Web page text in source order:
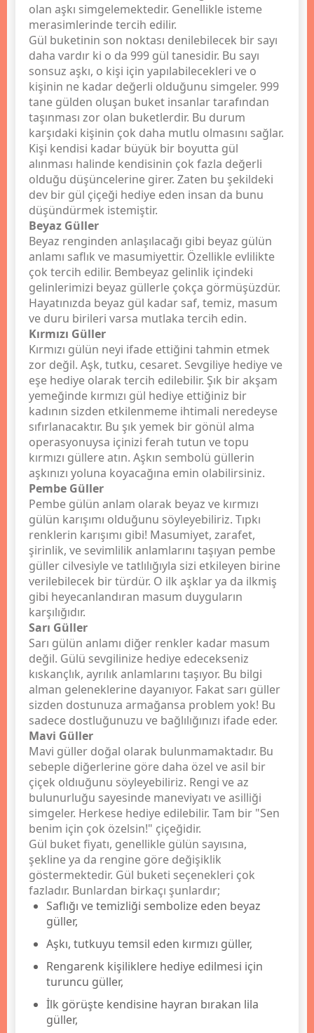
olan aşkı simgelemektedir. Genellikle isteme
merasimlerinde tercih edilir.
Gül buketinin son noktası denilebilecek bir sayı
daha vardır ki o da 999 gül tanesidir. Bu sayı
sonsuz aşkı, o kişi için yapılabilecekleri ve o
kişinin ne kadar değerli olduğunu simgeler. 999
tane gülden oluşan buket insanlar tarafından
taşınması zor olan buketlerdir. Bu durum
karşıdaki kişinin çok daha mutlu olmasını sağlar.
Kişi kendisi kadar büyük bir boyutta gül
alınması halinde kendisinin çok fazla değerli
olduğu düşüncelerine girer. Zaten bu şekildeki
dev bir gül çiçeği hediye eden insan da bunu
düşündürmek istemiştir.
Beyaz Güller
Beyaz renginden anlaşılacağı gibi beyaz gülün
anlamı saflık ve masumiyettir. Özellikle evlilikte
çok tercih edilir. Bembeyaz gelinlik içindeki
gelinlerimizi beyaz güllerle çokça görmüşüzdür.
Hayatınızda beyaz gül kadar saf, temiz, masum
ve duru birileri varsa mutlaka tercih edin.
Kırmızı Güller
Kırmızı gülün neyi ifade ettiğini tahmin etmek
zor değil. Aşk, tutku, cesaret. Sevgiliye hediye ve
eşe hediye olarak tercih edilebilir. Şık bir akşam
yemeğinde kırmızı gül hediye ettiğiniz bir
kadının sizden etkilenmeme ihtimali neredeyse
sıfırlanacaktır. Bu şık yemek bir gönül alma
operasyonuysa içinizi ferah tutun ve topu
kırmızı güllere atın. Aşkın sembolü güllerin
aşkınızı yoluna koyacağına emin olabilirsiniz.
Pembe Güller
Pembe gülün anlam olarak beyaz ve kırmızı
gülün karışımı olduğunu söyleyebiliriz. Tıpkı
renklerin karışımı gibi! Masumiyet, zarafet,
şirinlik, ve sevimlilik anlamlarını taşıyan pembe
güller cilvesiyle ve tatlılığıyla sizi etkileyen birine
verilebilecek bir türdür. O ilk aşklar ya da ilkmiş
gibi heyecanlandıran masum duyguların
karşılığıdır.
Sarı Güller
Sarı gülün anlamı diğer renkler kadar masum
değil. Gülü sevgilinize hediye edecekseniz
kıskançlık, ayrılık anlamlarını taşıyor. Bu bilgi
alman geleneklerine dayanıyor. Fakat sarı güller
sizden dostunuza armağansa problem yok! Bu
sadece dostluğunuzu ve bağlılığınızı ifade eder.
Mavi Güller
Mavi güller doğal olarak bulunmamaktadır. Bu
sebeple diğerlerine göre daha özel ve asil bir
çiçek oldıuğunu söyleyebiliriz. Rengi ve az
bulunurluğu sayesinde maneviyatı ve asilliği
simgeler. Herkese hediye edilebilir. Tam bir "Sen
benim için çok özelsin!" çiçeğidir.
Gül buket fiyatı, genellikle gülün sayısına,
şekline ya da rengine göre değişiklik
göstermektedir. Gül buketi seçenekleri çok
fazladır. Bunlardan birkaçı şunlardır;
Saflığı ve temizliği sembolize eden beyaz
güller,
Aşkı, tutkuyu temsil eden kırmızı güller,
Rengarenk kişiliklere hediye edilmesi için
turuncu güller,
İlk görüşte kendisine hayran bırakan lila
güller,